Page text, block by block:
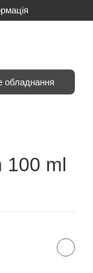
обладнання
100 ml